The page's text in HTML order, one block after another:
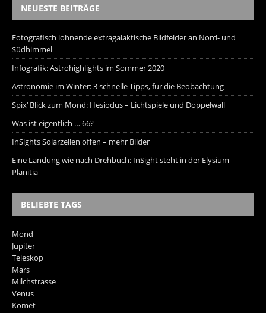
NEUESTE BEITRÄGE
Fotografisch lohnende extragalaktische Bildfelder an Nord- und
Südhimmel
Infografik: Astrohighlights im Sommer 2020
Astronomie im Winter: 3 schnelle Tipps, für die Beobachtung
Spix‘ Blick zum Mond: Hesiodus – Lichtspiele und Doppelwall
Was ist eigentlich … 66?
InSights Solarzellen offen – mehr Bilder
Eine Landung wie nach Drehbuch: InSight steht in der Elysium
Planitia
BELIEBTE TAGS
Mond
Jupiter
Teleskop
Mars
Milchstrasse
Venus
Komet